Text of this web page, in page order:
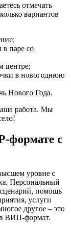
отмечать
вариантов
в паре со
центре;
в новогоднюю
Нового Года.
работа. Мы
формате с
уровне с
Персональный
помощь
услуги
другое – это
ВИП-формат.